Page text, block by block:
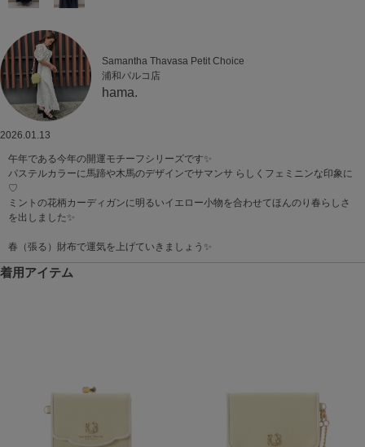
Samantha Thavasa Petit Choice
浦和パルコ店
hama.
2026.01.13
午年である今年の開運モチーフシリーズです✨
パステルカラーに馬蹄や木馬のデザインでサマンサ らしくフェミニンな印象に
♡
ミントの花柄カーディガンに明るいイエロー小物を合わせてほんのり春らしさ
を出しました✨
春（張る）財布で運気を上げていきましょう✨
着用アイテム